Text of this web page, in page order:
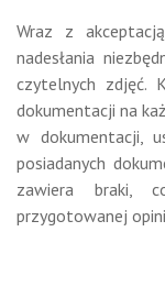
Wraz z
nadesłania
czytelnych zdjęć.
dokumentacji na
w dokumentacji,
posiadanych
zawiera braki,
przygotowanej